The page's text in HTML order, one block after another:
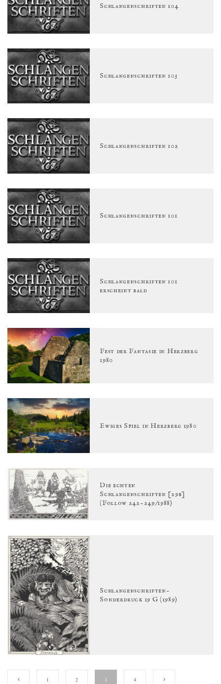
Schlangenschriften 104
Schlangenschriften 103
Schlangenschriften 102
Schlangenschriften 101
Schlangenschriften 101
erscheint bald
Fest der Fantasie in Herzberg
1980
Ewiges Spiel in Herzberg 1980
Die echten
Schlangenschriften [29b]
(Follow 242-249/1988)
Schlangenschriften-
Sonderdruck 19 G (1989)
1 2 3 4